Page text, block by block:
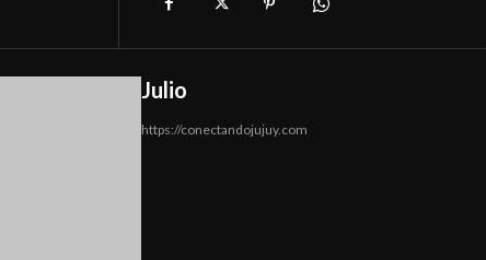
Julio
https://conectandojujuy.com